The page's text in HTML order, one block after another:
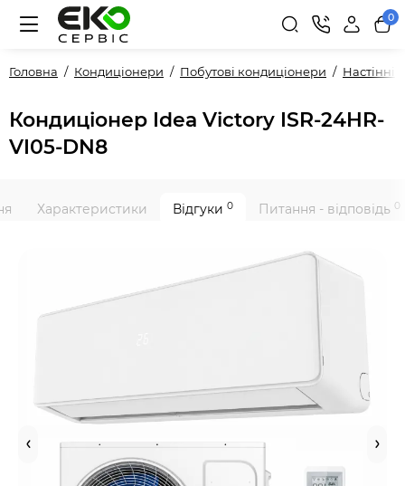
0
Головна Кондиціонери Побутові кондиціонери Настінні
Кондиціонер Idea Victory ISR-24HR-
VI05-DN8
Характеристики Відгуки 0 Питання - відповідь 0